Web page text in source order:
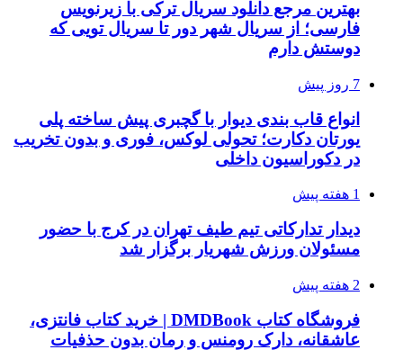
بهترین مرجع دانلود سریال ترکی با زیرنویس
فارسی؛ از سریال شهر دور تا سریال تویی که
دوستش دارم
7 روز پیش
انواع قاب بندی دیوار با گچبری پیش ساخته پلی
یورتان دکارت؛ تحولی لوکس، فوری و بدون تخریب
در دکوراسیون داخلی
1 هفته پیش
دیدار تدارکاتی تیم طیف تهران در کرج با حضور
مسئولان ورزش شهریار برگزار شد
2 هفته پیش
فروشگاه کتاب DMDBook | خرید کتاب فانتزی،
عاشقانه، دارک رومنس و رمان بدون حذفیات